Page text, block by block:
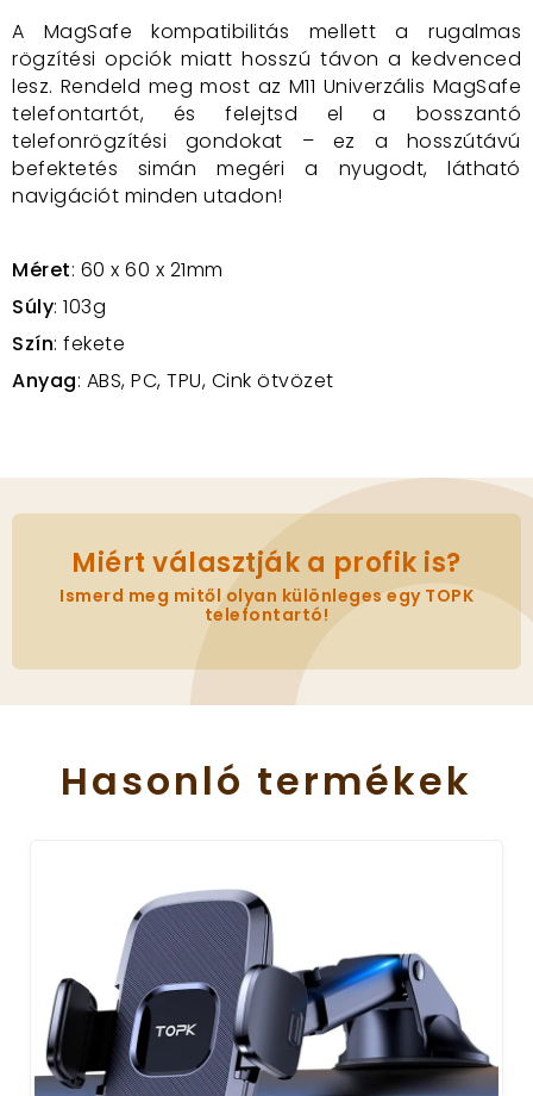
A MagSafe kompatibilitás mellett a rugalmas
rögzítési opciók miatt hosszú távon a kedvenced
lesz. Rendeld meg most az M11 Univerzális MagSafe
telefontartót, és felejtsd el a bosszantó
telefonrögzítési gondokat – ez a hosszútávú
befektetés simán megéri a nyugodt, látható
navigációt minden utadon!
Méret: 60 x 60 x 21mm
Súly: 103g
Szín: fekete
Anyag: ABS, PC, TPU, Cink ötvözet
Miért választják a profik is?
Ismerd meg mitől olyan különleges egy TOPK
telefontartó!
Hasonló termékek